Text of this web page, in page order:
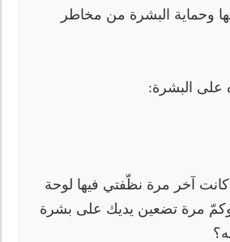
وحماية البشرة من مخاطر
على البشرة:
آخر مرة نظّفتي فيها لوحة
وكمّ مرة تضعين يديك على بشرة